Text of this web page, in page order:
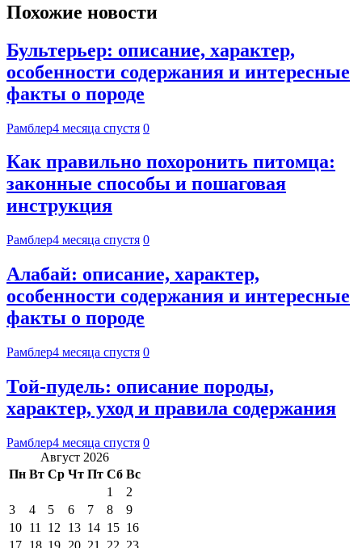
Похожие новости
Бультерьер: описание, характер,
особенности содержания и интересные
факты о породе
Рамблер4 месяца спустя 0
Как правильно похоронить питомца:
законные способы и пошаговая
инструкция
Рамблер4 месяца спустя 0
Алабай: описание, характер,
особенности содержания и интересные
факты о породе
Рамблер4 месяца спустя 0
Той-пудель: описание породы,
характер, уход и правила содержания
Рамблер4 месяца спустя 0
Август 2026
Пн Вт Ср Чт Пт Сб Вс
1
2
3
4 5 6 7 8
9
10 11 12 13 14 15 16
17 18 19 20 21 22 23